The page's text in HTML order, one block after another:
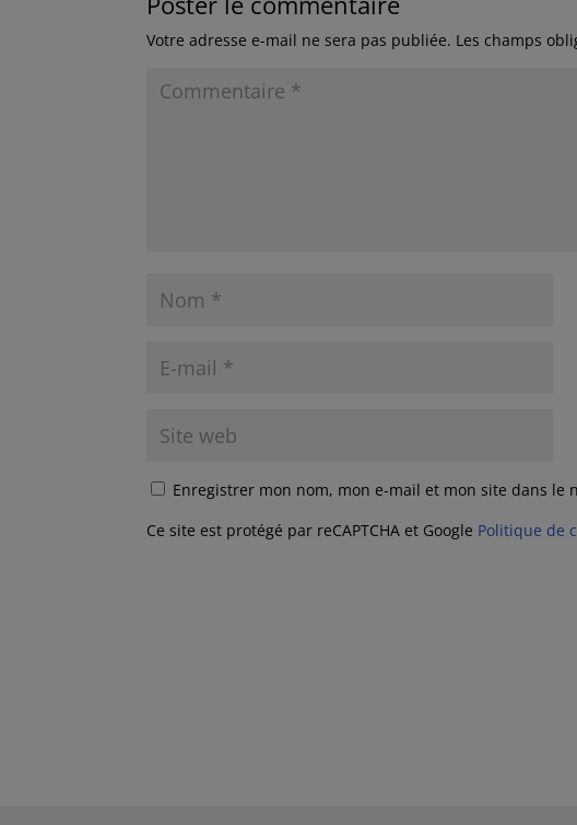
Votre adresse e-mail ne sera pas publiée. Les champs
Enregistrer mon nom, mon e-mail et mon site dans
Ce site est protégé par reCAPTCHA et Google Politique de